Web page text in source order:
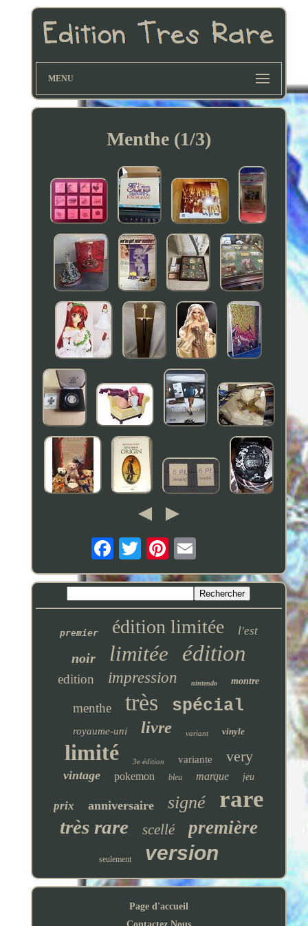
MENU
Menthe (1/3)
premier édition limitée l'est
noir limitée édition
edition impression nintendo montre
menthe très spécial
royaume-uni livre variant vinyle
limité 3e édition variante very
vintage pokemon bleu marque jeu
prix anniversaire signé rare
très rare scellé première
seulement version
Page d'accueil